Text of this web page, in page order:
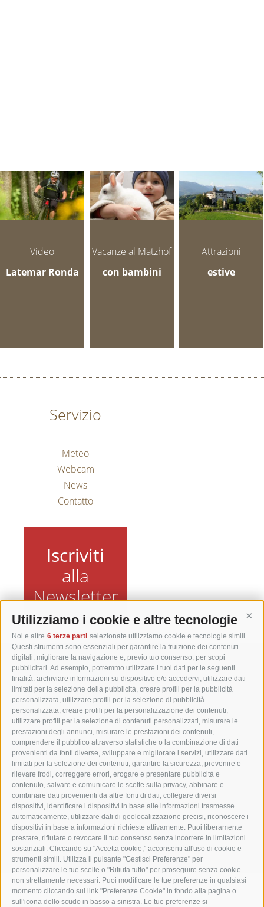
Utilizziamo i cookie e altre tecnologie
Noi e altre 6 terze parti selezionate utilizziamo cookie e tecnologie simili.
Questi strumenti sono essenziali per garantire la fruizione dei contenuti
digitali, migliorare la navigazione e, previo tuo consenso, per scopi
pubblicitari. Ad esempio, potremmo utilizzare i tuoi dati per le seguenti
finalità: archiviare informazioni su dispositivo e/o accedervi, utilizzare dati
limitati per la selezione della pubblicità, creare profili per la pubblicità
personalizzata, utilizzare profili per la selezione di pubblicità
personalizzata, creare profili per la personalizzazione dei contenuti,
utilizzare profili per la selezione di contenuti personalizzati, misurare le
prestazioni degli annunci, misurare le prestazioni dei contenuti,
comprendere il pubblico attraverso statistiche o la combinazione di dati
provenienti da fonti diverse, sviluppare e migliorare i servizi, utilizzare dati
limitati per la selezione dei contenuti, garantire la sicurezza, prevenire e
rilevare frodi, correggere errori, erogare e presentare pubblicità e
contenuto, salvare e comunicare le scelte sulla privacy, abbinare e
combinare dati provenienti da altre fonti di dati, collegare diversi
dispositivi, identificare i dispositivi in base alle informazioni trasmesse
automaticamente, utilizzare dati di geolocalizzazione precisi, riconoscere i
dispositivi in base a informazioni richieste attivamente. Puoi liberamente
prestare, rifiutare o revocare il tuo consenso senza incorrere in limitazioni
sostanziali. Cliccando su "Accetta cookie," acconsenti all'uso di cookie e
strumenti simili. Utilizza il pulsante "Gestisci Preferenze" per
personalizzare le tue scelte o "Rifiuta tutto" per proseguire senza cookie
non strettamente necessari. Puoi modificare le tue preferenze in qualsiasi
momento cliccando sul link "Preferenze Cookie" in fondo alla pagina o
sull'icona dello scudo in basso a sinistra. Le tue preferenze si
Video
Latemar Ronda
Vacanze al Matzhof
con bambini
Attrazioni
estive
Servizio
Meteo
Webcam
News
Contatto
Iscriviti
alla
Newsletter
Matzhof
Via Carezza 42
I-39056 Nova Levante
Tel. +39 0471 613070
Fax +39 0471 614375
info@matzhof.it
CREDITS MAPPA DEL SITO COOKIE POLICY
PREFERENZE COOKIES